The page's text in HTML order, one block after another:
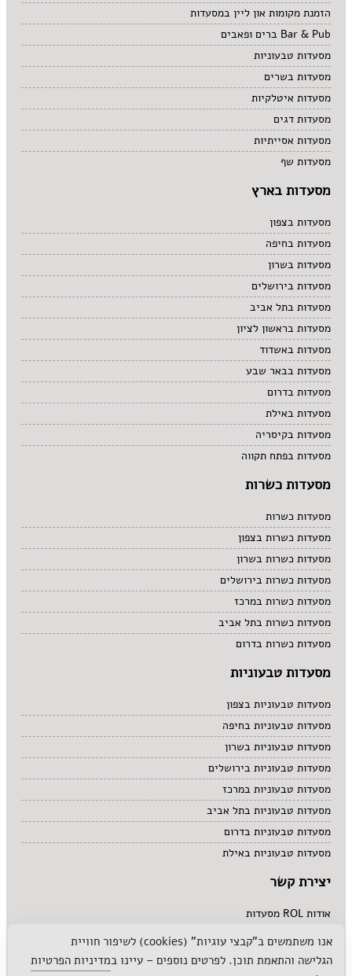
הזמנת מקומות און ליין במסעדות
Bar & Pub ברים ופאבים
מסעדות טבעוניות
מסעדות בשרים
מסעדות איטלקיות
מסעדות דגים
מסעדות אסייתיות
מסעדות שף
מסעדות בארץ
מסעדות בצפון
מסעדות בחיפה
מסעדות בשרון
מסעדות בירושלים
מסעדות בתל אביב
מסעדות בראשון לציון
מסעדות באשדוד
מסעדות בבאר שבע
מסעדות בדרום
מסעדות באילת
מסעדות בקיסריה
מסעדות בפתח תקווה
מסעדות כשרות
מסעדות כשרות
מסעדות כשרות בצפון
מסעדות כשרות בשרון
מסעדות כשרות בירושלים
מסעדות כשרות במרכז
מסעדות כשרות בתל אביב
מסעדות כשרות בדרום
מסעדות טבעוניות
מסעדות טבעוניות בצפון
מסעדות טבעוניות בחיפה
מסעדות טבעוניות בשרון
מסעדות טבעוניות בירושלים
מסעדות טבעוניות במרכז
מסעדות טבעוניות בתל אביב
מסעדות טבעוניות בדרום
מסעדות טבעוניות באילת
יצירת קשר
אודות ROL מסעדות
אנו משתמשים ב"קבצי עוגיות" (cookies) לשיפור חוויית
הגלישה והתאמת תוכן. לפרטים נוספים – עיינו במדיניות הפרטיות